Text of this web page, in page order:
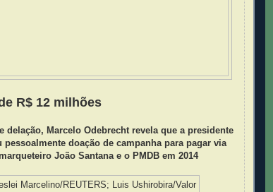
R$ 12 milhões
delação, Marcelo Odebrecht revela que a presidente
pessoalmente doação de campanha para pagar via
João Santana e o PMDB em 2014